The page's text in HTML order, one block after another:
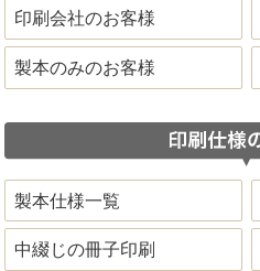
印刷会社のお客様
製本のみのお客様
製本仕様一覧
中綴じの冊子印刷